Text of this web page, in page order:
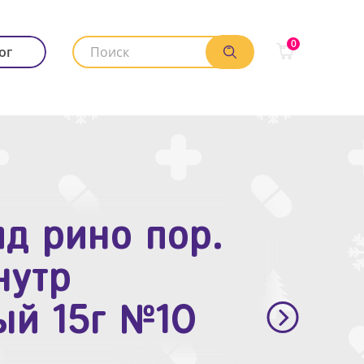
0
рино пор.
15г №10
п.п.о. 10мг